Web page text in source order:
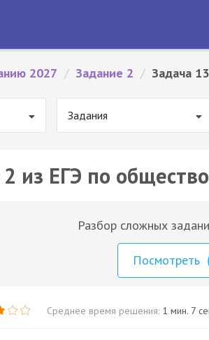
2027 / Задание 2 / Задача
Задания
из ЕГЭ по
Разбор сложных
Посмотреть
Среднее время решения: 1 мин. 7